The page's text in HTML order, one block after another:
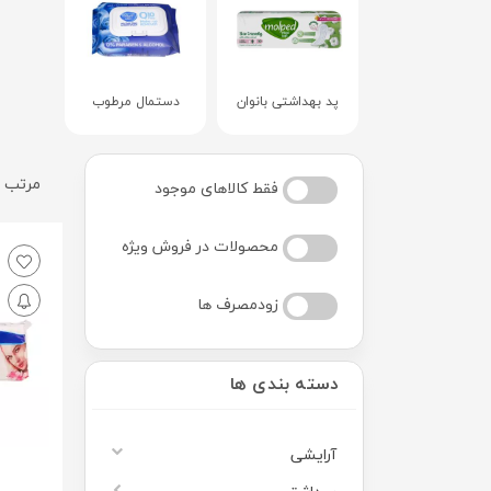
پد بهداشتی بانوان دستمال مرطوب
فقط کالاهای موجود
محصولات در فروش ویژه
زودمصرف ها
دسته بندی ها
آرایشی